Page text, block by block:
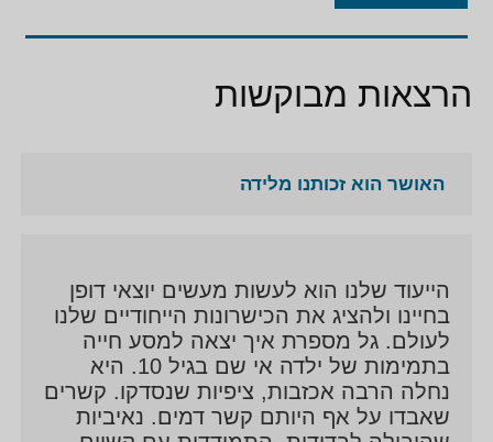
קמפיינים וסוללת את דרכה תוך כדי הכוונת נשים וגם
ובניית קהילה משלה.
הרצאות מבוקשות
האושר הוא זכותנו מלידה
הייעוד שלנו הוא לעשות מעשים יוצאי דופן
בחיינו ולהציג את הכישרונות הייחודיים שלנו
לעולם. גל מספרת איך יצאה למסע חייה
בתמימות של ילדה אי שם בגיל 10. היא
נחלה הרבה אכזבות, ציפיות שנסדקו. קשרים
שאבדו על אף היותם קשר דמים. נאיביות